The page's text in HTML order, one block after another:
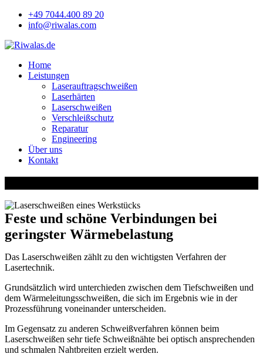
+49 7044.400 89 20
info@riwalas.com
Home
Leistungen
Laserauftragschweißen
Laserhärten
Laserschweißen
Verschleißschutz
Reparatur
Engineering
Über uns
Kontakt
Feste und schöne Verbindungen bei
geringster Wärmebelastung
Das Laserschweißen zählt zu den wichtigsten Verfahren der
Lasertechnik.
Grundsätzlich wird unterchieden zwischen dem Tiefschweißen und
dem Wärmeleitungsschweißen, die sich im Ergebnis wie in der
Prozessführung voneinander unterscheiden.
Im Gegensatz zu anderen Schweißverfahren können beim
Laserschweißen sehr tiefe Schweißnähte bei optisch ansprechenden
und schmalen Nahtbreiten erzielt werden.